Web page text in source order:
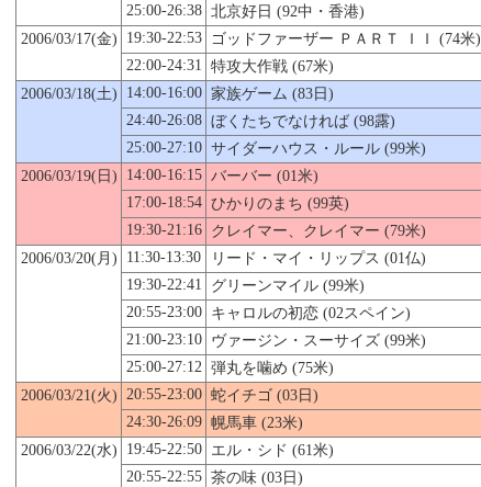
25:00-26:38 北京好日 (92中・香港)
2006/03/17(金)
19:30-22:53 ゴッドファーザー ＰＡＲＴ ＩＩ (74米)
22:00-24:31
特攻大作戦 (67米)
2006/03/18(土)
14:00-16:00 家族ゲーム (83日)
24:40-26:08 ぼくたちでなければ (98露)
25:00-27:10 サイダーハウス・ルール (99米)
2006/03/19(日)
14:00-16:15 バーバー (01米)
17:00-18:54 ひかりのまち (99英)
19:30-21:16
クレイマー、クレイマー (79米)
2006/03/20(月) 11:30-13:30 リード・マイ・リップス (01仏)
19:30-22:41
グリーンマイル (99米)
20:55-23:00
キャロルの初恋 (02スペイン)
21:00-23:10
ヴァージン・スーサイズ (99米)
25:00-27:12 弾丸を噛め (75米)
2006/03/21(火)
20:55-23:00 蛇イチゴ (03日)
24:30-26:09 幌馬車 (23米)
2006/03/22(水)
19:45-22:50 エル・シド (61米)
20:55-22:55 茶の味 (03日)